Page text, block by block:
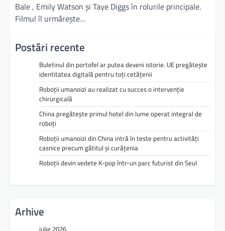
Bale , Emily Watson și Taye Diggs în rolurile principale.
Filmul îl urmărește…
Postări recente
Buletinul din portofel ar putea deveni istorie. UE pregătește
identitatea digitală pentru toți cetățenii
Roboții umanoizi au realizat cu succes o intervenție
chirurgicală
China pregătește primul hotel din lume operat integral de
roboți
Roboții umanoizi din China intră în teste pentru activități
casnice precum gătitul și curățenia
Roboții devin vedete K-pop într-un parc futurist din Seul
Arhive